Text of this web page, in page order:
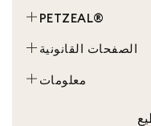
PETZEAL®
محادثة
الصفحات القانونية
الأحكام والشروط
معلومات